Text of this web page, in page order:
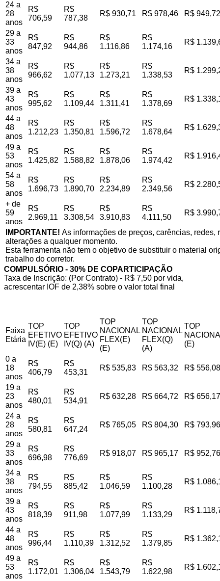
24 a
28
anos
R$
706,59
R$
787,38
R$ 930,71 R$ 978,46 R$ 949,72
29 a
33
anos
R$
847,92
R$
944,86
R$
1.116,86
R$
1.174,16
R$
34 a
38
anos
R$
966,62
R$
1.077,13
R$
1.273,21
R$
1.338,53
R$
39 a
43
anos
R$
995,62
R$
1.109,44
R$
1.311,41
R$
1.378,69
R$
44 a
48
anos
R$
1.212,23
R$
1.350,81
R$
1.596,72
R$
1.678,64
R$
49 a
53
anos
R$
1.425,82
R$
1.588,82
R$
1.878,06
R$
1.974,42
R$
54 a
58
anos
R$
1.696,73
R$
1.890,70
R$
2.234,89
R$
2.349,56
R$
+ de
59
anos
R$
2.969,11
R$
3.308,54
R$
3.910,83
R$
4.111,50
R$
IMPORTANTE! As informações de preços, carências,
alterações a qualquer momento.
Esta ferramenta não tem o objetivo de substituir o material
trabalho do corretor.
COMPULSÓRIO - 30% DE COPARTICIPAÇÃO
Taxa de Inscrição: (Por Contrato) - R$ 7,50 por vida,
acrescentar IOF de 2,38% sobre o valor total final
Faixa
Etária
TOP
EFETIVO
IV(E) (E)
TOP
EFETIVO
IV(Q) (A)
TOP
NACIONAL
FLEX(E)
(E)
TOP
NACIONAL
FLEX(Q)
(A)
TOP
(E)
0 a
18
anos
R$
406,79
R$
453,31
R$ 535,83 R$ 563,32 R$ 556,08
19 a
23
anos
R$
480,01
R$
534,91
R$ 632,28 R$ 664,72 R$ 656,17
24 a
28
anos
R$
580,81
R$
647,24
R$ 765,05 R$ 804,30 R$ 793,96
29 a
33
anos
R$
696,98
R$
776,69
R$ 918,07 R$ 965,17 R$ 952,76
34 a
38
anos
R$
794,55
R$
885,42
R$
1.046,59
R$
1.100,28
R$
39 a
43
anos
R$
818,39
R$
911,98
R$
1.077,99
R$
1.133,29
R$
44 a
48
anos
R$
996,44
R$
1.110,39
R$
1.312,52
R$
1.379,85
R$
49 a
53
anos
R$
1.172,01
R$
1.306,04
R$
1.543,79
R$
1.622,98
R$